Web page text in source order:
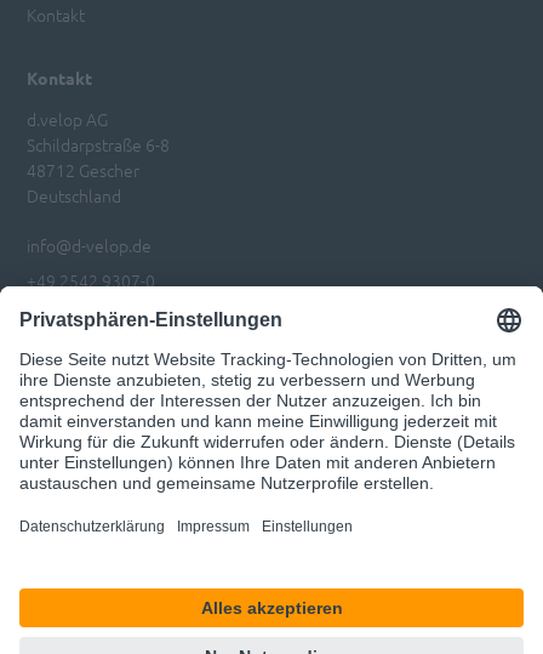
Kontakt
d.velop AG
Schildarpstraße 6-8
48712 Gescher
Deutschland
info@d-velop.de
+49 2542 9307-0
Kontakt
Impressum
© 2026 d.velop